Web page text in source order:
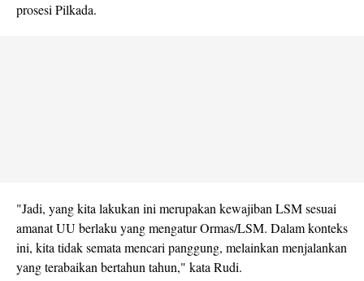
prosesi Pilkada.
"Jadi, yang kita lakukan ini merupakan kewajiban LSM sesuai
amanat UU berlaku yang mengatur Ormas/LSM. Dalam konteks
ini, kita tidak semata mencari panggung, melainkan menjalankan
yang terabaikan bertahun tahun," kata Rudi.